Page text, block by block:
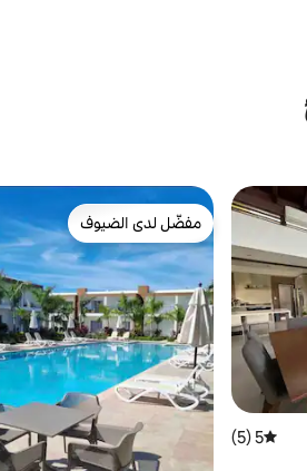
متوسط التقييم 5 من 5، 5 مراجعات
5 (5)
مفضّل لدى الضيوف
مفضّل لدى الضيوف